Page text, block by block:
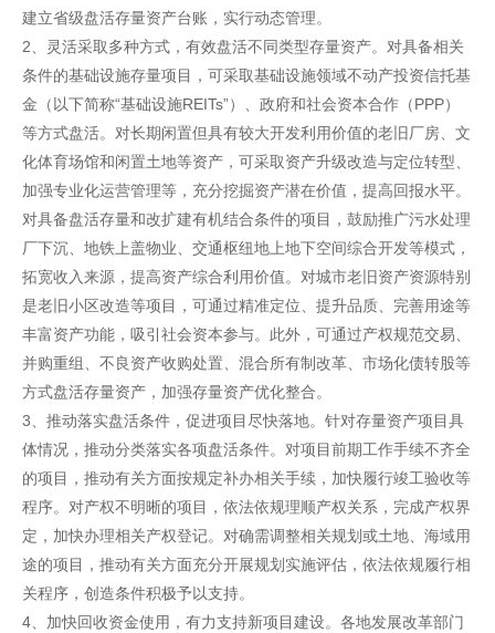
建立省级盘活存量资产台账，实行动态管理。
2、灵活采取多种方式，有效盘活不同类型存量资产。对具备相关
条件的基础设施存量项目，可采取基础设施领域不动产投资信托基
金（以下简称“基础设施REITs”）、政府和社会资本合作（PPP）
等方式盘活。对长期闲置但具有较大开发利用价值的老旧厂房、文
化体育场馆和闲置土地等资产，可采取资产升级改造与定位转型、
加强专业化运营管理等，充分挖掘资产潜在价值，提高回报水平。
对具备盘活存量和改扩建有机结合条件的项目，鼓励推广污水处理
厂下沉、地铁上盖物业、交通枢纽地上地下空间综合开发等模式，
拓宽收入来源，提高资产综合利用价值。对城市老旧资产资源特别
是老旧小区改造等项目，可通过精准定位、提升品质、完善用途等
丰富资产功能，吸引社会资本参与。此外，可通过产权规范交易、
并购重组、不良资产收购处置、混合所有制改革、市场化债转股等
方式盘活存量资产，加强存量资产优化整合。
3、推动落实盘活条件，促进项目尽快落地。针对存量资产项目具
体情况，推动分类落实各项盘活条件。对项目前期工作手续不齐全
的项目，推动有关方面按规定补办相关手续，加快履行竣工验收等
程序。对产权不明晰的项目，依法依规理顺产权关系，完成产权界
定，加快办理相关产权登记。对确需调整相关规划或土地、海域用
途的项目，推动有关方面充分开展规划实施评估，依法依规履行相
关程序，创造条件积极予以支持。
4、加快回收资金使用，有力支持新项目建设。各地发展改革部门